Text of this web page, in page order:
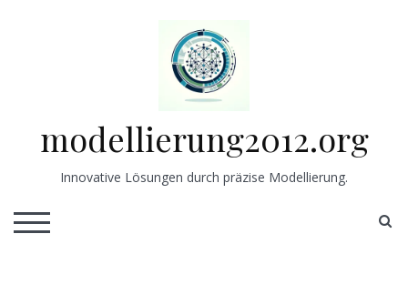
modellierung2012.org
Innovative Lösungen durch präzise Modellierung.
TOGGLE MOBILE MENU